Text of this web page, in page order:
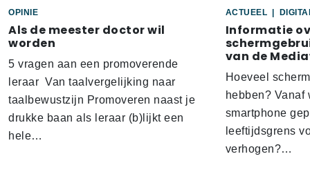
OPINIE
Als de meester doctor wil
worden
5 vragen aan een promoverende
leraar Van taalvergelijking naar
taalbewustzijn Promoveren naast je
drukke baan als leraar (b)lijkt een
hele…
ACTUEEL
Informatie
van de
Hoeveel
hebben?
smartphone
leeftijdsgrens
verhogen?…